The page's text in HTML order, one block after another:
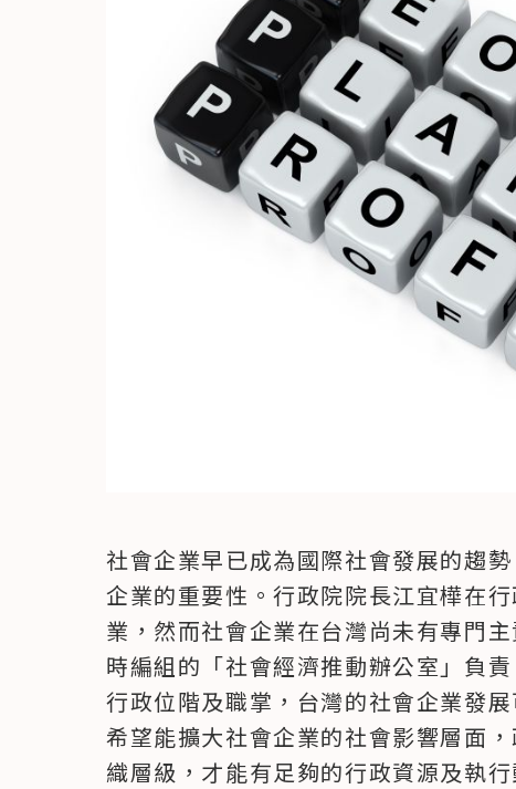
社會企業早已成為國際社會發展的趨
企業的重要性。行政院院長江宜樺在
業，然而社會企業在台灣尚未有專門
時編組的「社會經濟推動辦公室」負
行政位階及職掌，台灣的社會企業發
希望能擴大社會企業的社會影響層面
織層級，才能有足夠的行政資源及執